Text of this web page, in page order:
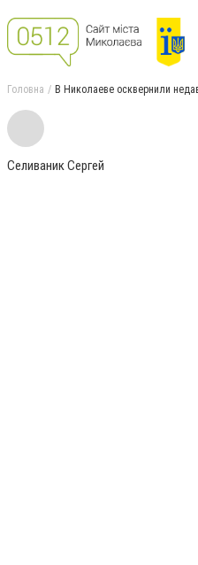
Головна В Николаеве осквернили
Селиваник Сергей